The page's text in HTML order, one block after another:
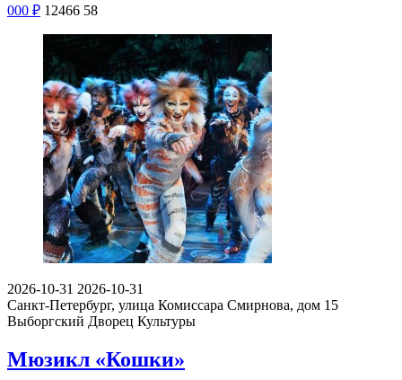
000 ₽ 12466 58
2026-10-31 2026-10-31
Санкт-Петербург, улица Комиссара Смирнова, дом 15
Выборгский Дворец Культуры
Мюзикл «Кошки»